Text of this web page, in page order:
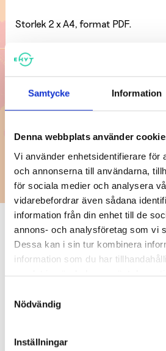
Samtycke Information
Denna webbplats använder
Vi använder enhetsidentifierare för
och annonserna till användarna,
för sociala medier och analysera
vidarebefordrar även sådana
information från din enhet till de
annons- och analysföretag som vi
Dessa kan i sin tur kombinera
information som du har
Nödvändig
Inställningar
Storlek 2 x A4, format PDF.
Ladda ner material
Hemuppgift för
Ladda ner materialet gratis ovan.
Relaterade produkter